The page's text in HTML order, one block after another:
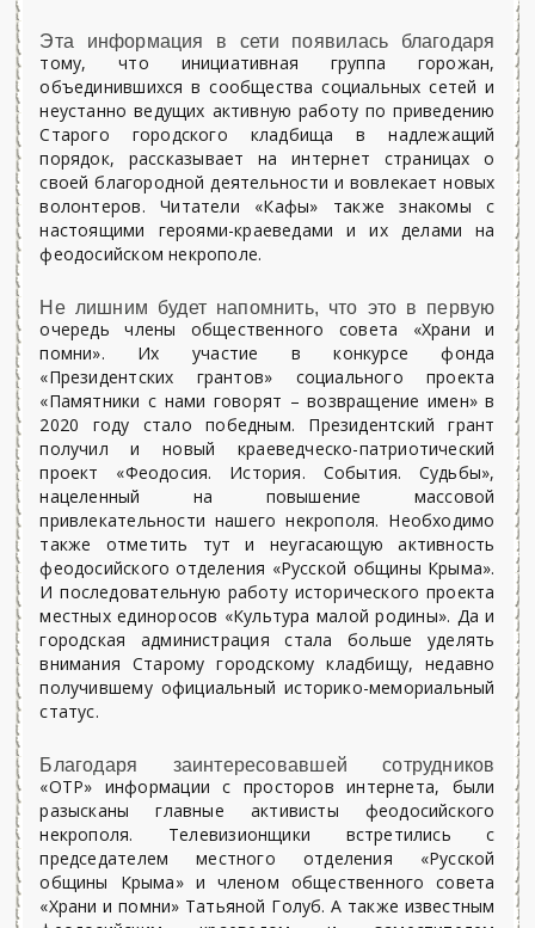
Эта информация в сети появилась благодаря
тому, что инициативная группа горожан,
объединившихся в сообщества социальных сетей и
неустанно ведущих активную работу по приведению
Старого городского кладбища в надлежащий
порядок, рассказывает на интернет страницах о
своей благородной деятельности и вовлекает новых
волонтеров. Читатели «Кафы» также знакомы с
настоящими героями-краеведами и их делами на
феодосийском некрополе.
Не лишним будет напомнить, что это в первую
очередь члены общественного совета «Храни и
помни». Их участие в конкурсе фонда
«Президентских грантов» социального проекта
«Памятники с нами говорят – возвращение имен» в
2020 году стало победным. Президентский грант
получил и новый краеведческо-патриотический
проект «Феодосия. История. События. Судьбы»,
нацеленный на повышение массовой
привлекательности нашего некрополя. Необходимо
также отметить тут и неугасающую активность
феодосийского отделения «Русской общины Крыма».
И последовательную работу исторического проекта
местных единоросов «Культура малой родины». Да и
городская администрация стала больше уделять
внимания Старому городскому кладбищу, недавно
получившему официальный историко-мемориальный
статус.
Благодаря заинтересовавшей сотрудников
«ОТР» информации с просторов интернета, были
разысканы главные активисты феодосийского
некрополя. Телевизионщики встретились с
председателем местного отделения «Русской
общины Крыма» и членом общественного совета
«Храни и помни» Татьяной Голуб. А также известным